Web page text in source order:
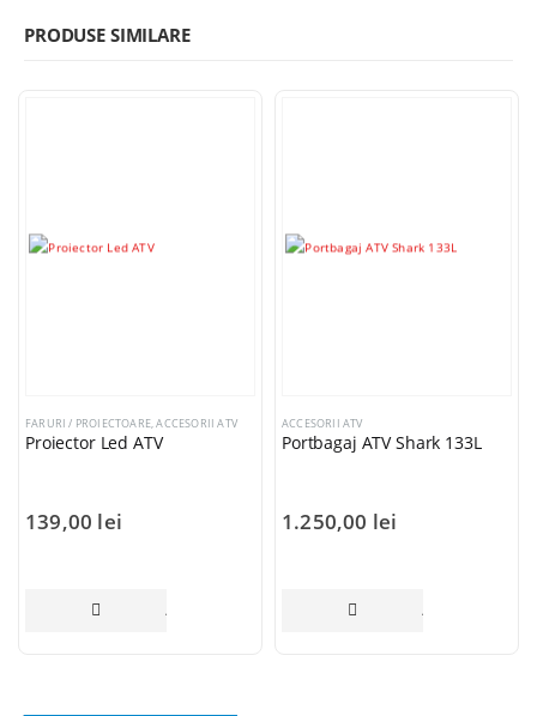
PRODUSE SIMILARE
FARURI / PROIECTOARE,ACCESORII ATV
Proiector Led ATV
139,00 lei
ADAUGĂ ÎN COȘ
ACCESORII ATV
Portbagaj ATV Shark 133L
1.250,00 lei
ADAUGĂ ÎN COȘ